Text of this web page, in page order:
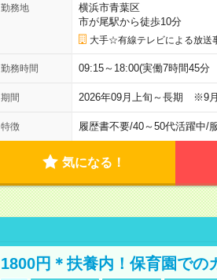
勤務地
横浜市青葉区
市が尾駅から徒歩10分
大手☆有線テレビによる放送
勤務時間 09:15～18:00(実働7時間45
期間 2026年09月上旬～長期 ※9月
特徴 履歴書不要/40～50代活躍中/
気になる！
1800円＊扶養内！保育園での